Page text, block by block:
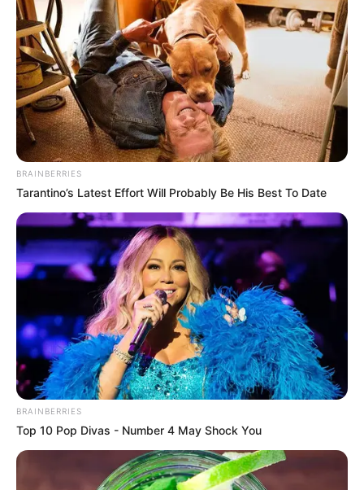
BRAINBERRIES
Tarantino’s Latest Effort Will Probably Be His Best To Date
BRAINBERRIES
Top 10 Pop Divas - Number 4 May Shock You